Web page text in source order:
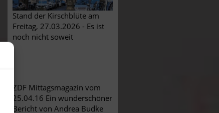
Stand der Kirschblüte am
Freitag, 27.03.2026 - Es ist
noch nicht soweit
ZDF Mittagsmagazin vom
25.04.16 Ein wunderschöner
Bericht von Andrea Budke